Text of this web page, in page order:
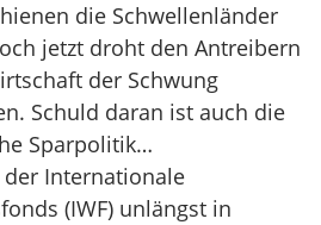
die Schwellenländer
jetzt droht den Antreibern
der Schwung
Schuld daran ist auch die
Sparpolitik…
der Internationale
(IWF) unlängst in